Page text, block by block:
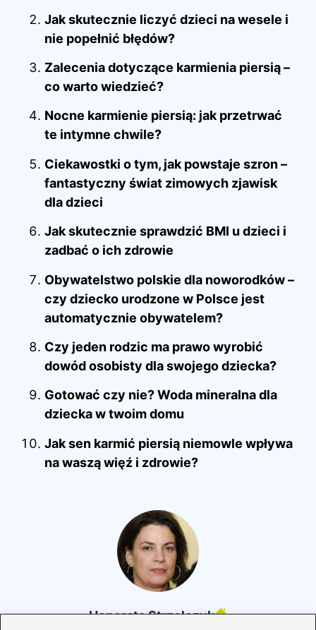
Jak skutecznie liczyć dzieci na wesele i
nie popełnić błędów?
Zalecenia dotyczące karmienia piersią –
co warto wiedzieć?
Nocne karmienie piersią: jak przetrwać
te intymne chwile?
Ciekawostki o tym, jak powstaje szron –
fantastyczny świat zimowych zjawisk
dla dzieci
Jak skutecznie sprawdzić BMI u dzieci i
zadbać o ich zdrowie
Obywatelstwo polskie dla noworodków –
czy dziecko urodzone w Polsce jest
automatycznie obywatelem?
Czy jeden rodzic ma prawo wyrobić
dowód osobisty dla swojego dziecka?
Gotować czy nie? Woda mineralna dla
dziecka w twoim domu
Jak sen karmić piersią niemowle wpływa
na waszą więź i zdrowie?
Honorata Strzelczyk